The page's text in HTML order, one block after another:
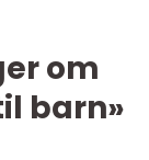
om
barn»